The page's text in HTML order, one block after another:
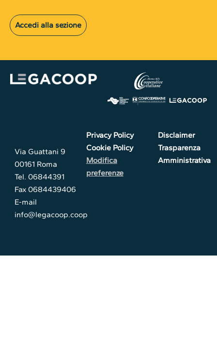
Accedi alla sezione
Via Guattani 9
00161 Roma
Tel. 06844391
Fax 0684439406
E-mail
info@legacoop.coop
Privacy Policy
Cookie Policy
Modifica
preferenze
Disclaimer
Trasparenza
Amministrativa